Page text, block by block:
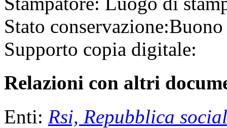
Stato conservazione:Buono
Supporto copia digitale:
Relazioni con altri
Enti: Rsi, Repubblica